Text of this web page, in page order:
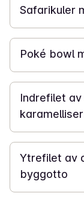
Safarikuler
30 min
Poké bowl
1 t
Indrefilet
50 min
Ytrefilet av
byggotto
40 min